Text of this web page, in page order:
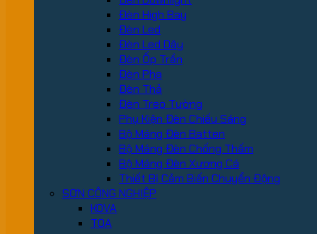
Đèn High Bay
Đèn Led
Đèn Led Dây
Đèn Ốp Trần
Đèn Pha
Đèn Thả
Đèn Treo Tường
Phụ Kiện Đèn Chiếu Sáng
Bộ Máng Đèn Batten
Bộ Máng Đèn Chống Thấm
Bộ Máng Đèn Xương Cá
Thiết Bị Cảm Biến Chuyển Động
SƠN CÔNG NGHIỆP
KOVA
TOA